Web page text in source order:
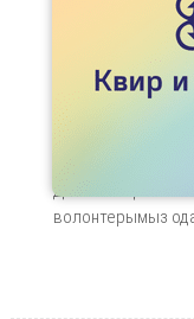
МАХАББАТҚА
11
Бізге
Диастан ақша
волонтерымыз